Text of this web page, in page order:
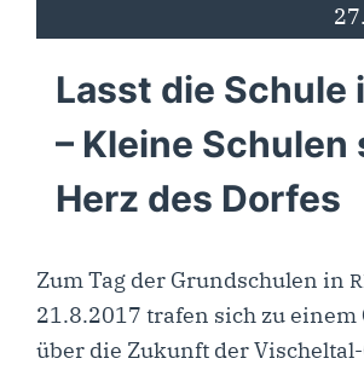
Lasst die Schule
– Kleine Schulen
Herz des Dorfes
Zum Tag der Grund­schu­len in
21.8.2017 tra­fen sich zu einem
über die Zukunft der